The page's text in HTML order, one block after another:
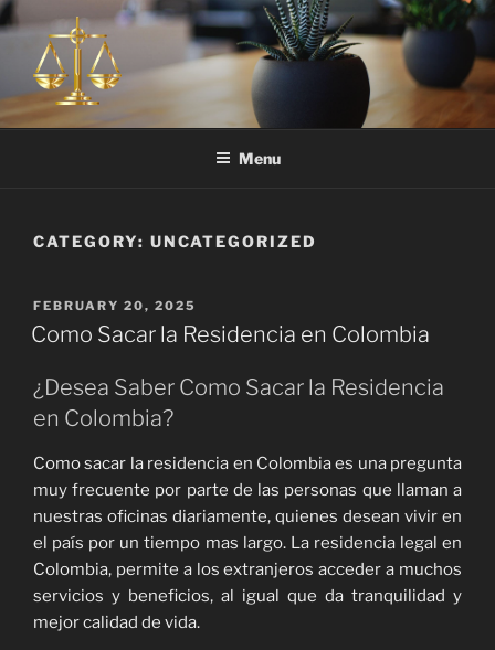
Skip
to
content
ABOGADOS EN COLOMBIA |
TEL. 305 307 6505
Somos una de sus mejores opciones en firmas de experimentados
Menu
CATEGORY: UNCATEGORIZED
POSTED
ON
FEBRUARY 20, 2025
Como Sacar la Residencia en Colombia
¿Desea Saber Como Sacar la Residencia
en Colombia?
Como sacar la residencia en Colombia es una pregunta
muy frecuente por parte de las personas que llaman a
nuestras oficinas diariamente, quienes desean vivir en
el país por un tiempo mas largo. La residencia legal en
Colombia, permite a los extranjeros acceder a muchos
servicios y beneficios, al igual que da tranquilidad y
mejor calidad de vida.